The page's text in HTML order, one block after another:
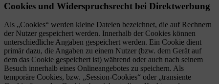
Cookies und Widerspruchsrecht bei Direktwerbung
Als „Cookies“ werden kleine Dateien bezeichnet, die auf Rechnern
der Nutzer gespeichert werden. Innerhalb der Cookies können
unterschiedliche Angaben gespeichert werden. Ein Cookie dient
primär dazu, die Angaben zu einem Nutzer (bzw. dem Gerät auf
dem das Cookie gespeichert ist) während oder auch nach seinem
Besuch innerhalb eines Onlineangebotes zu speichern. Als
temporäre Cookies, bzw. „Session-Cookies“ oder „transiente